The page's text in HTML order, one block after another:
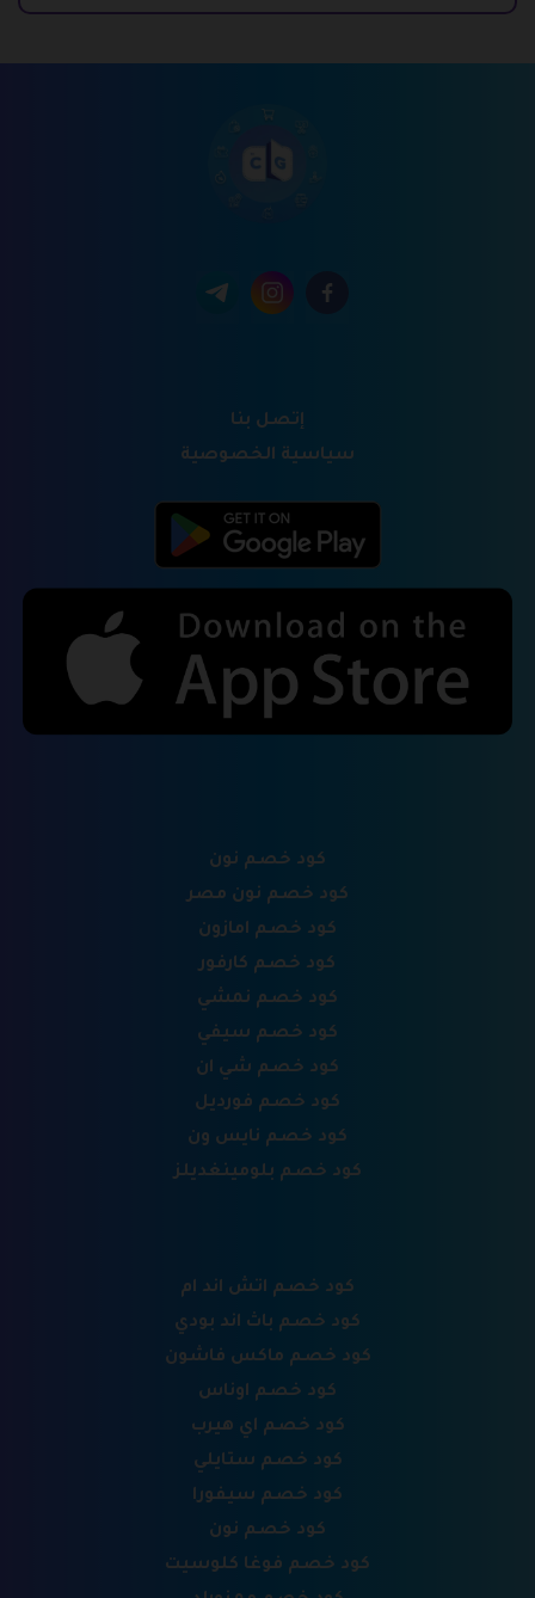
إتصل بنا
سياسية الخصوصية
كود خصم نون
كود خصم نون مصر
كود خصم امازون
كود خصم كارفور
كود خصم نمشي
كود خصم سيفي
كود خصم شي ان
كود خصم فورديل
كود خصم نايس ون
كود خصم بلومينغديلز
كود خصم اتش اند ام
كود خصم باث اند بودي
كود خصم ماكس فاشون
كود خصم اوناس
كود خصم اي هيرب
كود خصم ستايلي
كود خصم سيفورا
كود خصم نون
كود خصم فوغا كلوسيت